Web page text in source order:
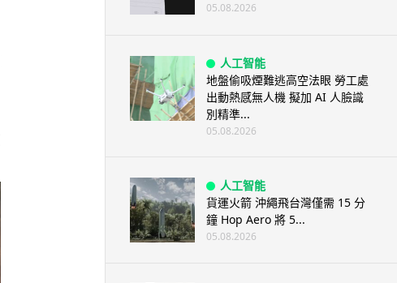
05.08.2026
人工智能
地盤偷吸煙難逃高空法眼 勞工處
出動熱感無人機 擬加 AI 人臉識
別精準...
05.08.2026
人工智能
貨運火箭 沖繩飛台灣僅需 15 分
鐘 Hop Aero 將 5...
05.08.2026